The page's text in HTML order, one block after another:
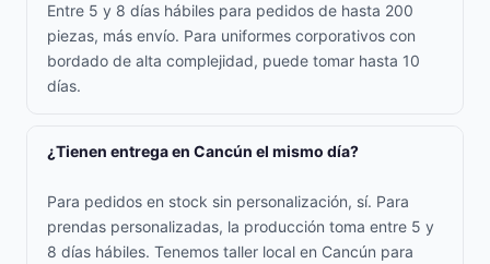
Entre 5 y 8 días hábiles para pedidos de hasta 200
piezas, más envío. Para uniformes corporativos con
bordado de alta complejidad, puede tomar hasta 10
días.
¿Tienen entrega en Cancún el mismo día?
Para pedidos en stock sin personalización, sí. Para
prendas personalizadas, la producción toma entre 5 y
8 días hábiles. Tenemos taller local en Cancún para